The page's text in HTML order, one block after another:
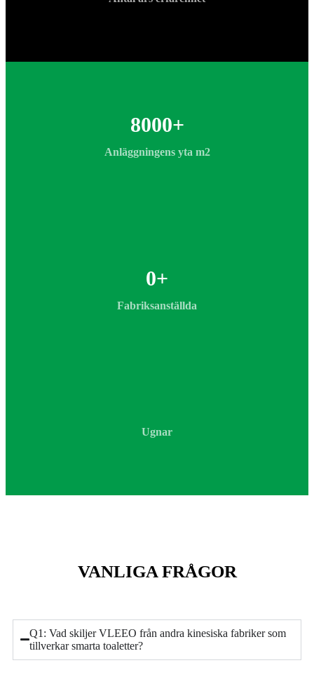
Anläggningens yta m2
8000+
Fabriksanställda
0+
Ugnar
VANLIGA FRÅGOR
Q1: Vad skiljer VLEEO från andra kinesiska fabriker som
tillverkar smarta toaletter?